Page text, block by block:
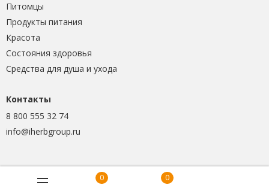
Питомцы
Продукты питания
Красота
Состояния здоровья
Средства для душа и ухода
Контакты
8 800 555 32 74
info@iherbgroup.ru
0 0